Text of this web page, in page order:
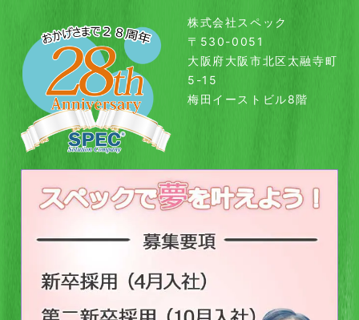
株式会社スペック
〒530-0051
大阪府大阪市北区太融寺町
5-15
梅田イーストビル8階